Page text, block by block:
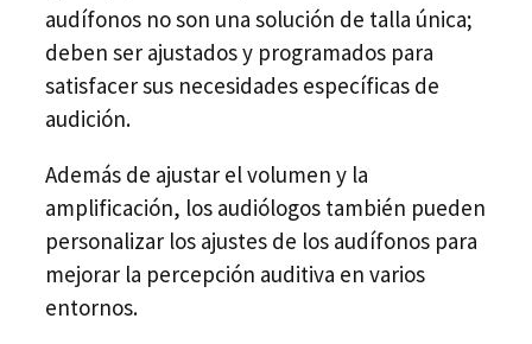
audífonos no son una solución de talla única;
deben ser ajustados y programados para
satisfacer sus necesidades específicas de
audición.
Además de ajustar el volumen y la
amplificación, los audiólogos también pueden
personalizar los ajustes de los audífonos para
mejorar la percepción auditiva en varios
entornos.